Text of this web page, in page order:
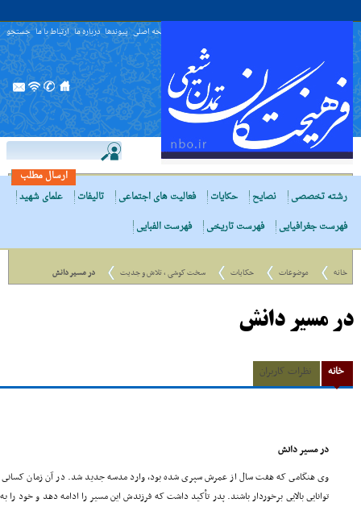
صفحه اصلی پیوندها درباره ما ارتباط با ما جستجو
ارسال مطلب
رشته تخصصی
نصایح حکایات فعالیت های اجتماعی تالیفات
علمای شهید
فهرست جغرافیایی
فهرست تاریخی فهرست الفبایی
خانه موضوعات حکایات سخت کوشی ، تلاش و جدیت در مسیر دانش
در مسیر دانش
خانه نظرات کاربران
در مسیر دانش
وى هنگامى که هفت سال از عمرش سپرى شده بود، وارد مدسه جدید شد. در آن زمان
توانایى بالایى برخوردار باشند. پدر تأکید داشت که فرزندش این مسیر را ادامه دهد و خود